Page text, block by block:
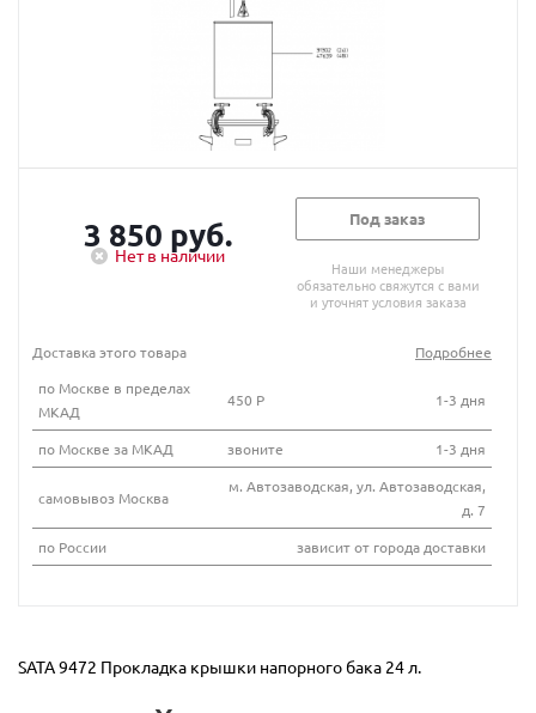
3 850 руб.
Нет в наличии
Под заказ
Наши менеджеры
обязательно свяжутся с вами
и уточнят условия заказа
Доставка этого товара
Подробнее
по Москве в пределах
МКАД
450 Р 1-3 дня
по Москве за МКАД звоните 1-3 дня
самовывоз Москва
м. Автозаводская, ул. Автозаводская,
д. 7
по России
зависит от города доставки
SATA 9472 Прокладка крышки напорного бака 24 л.